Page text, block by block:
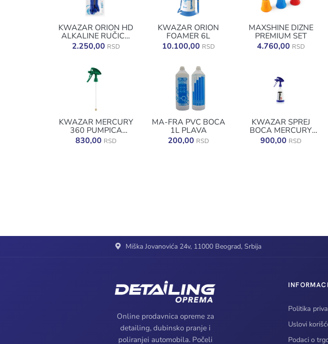
KWAZAR ORION HD
ALKALINE RUČICA
SA MANOMETROM
2.250,00 RSD
KWAZAR ORION
FOAMER 6L
10.100,00 RSD
MAXSHINE DIZNE
PREMIUM SET
4.760,00 RSD
KWAZAR MERCURY
360 PUMPICA
ZELENA
830,00 RSD
MA-FRA PVC BOCA
1L PLAVA
200,00 RSD
KWAZAR SPREJ
BOCA MERCURY
SUPER HD
ALKALINE 0.5L
900,00 RSD
Miška Jovanovića 24v, 11000 Beograd, Srbija
Online prodavnica opreme za
detailing, dubinsko pranje i
poliranjei automobila. Počeli
Politika
Uslovi
Podaci o